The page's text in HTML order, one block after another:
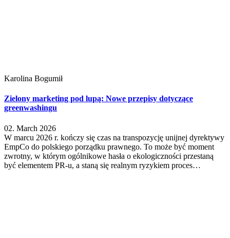
Karolina Bogumił
Zielony marketing pod lupą: Nowe przepisy dotyczące
greenwashingu
02. March 2026
W marcu 2026 r. kończy się czas na transpozycję unijnej dyrektywy
EmpCo do polskiego porządku prawnego. To może być moment
zwrotny, w którym ogólnikowe hasła o ekologiczności przestaną
być elementem PR-u, a staną się realnym ryzykiem proces…